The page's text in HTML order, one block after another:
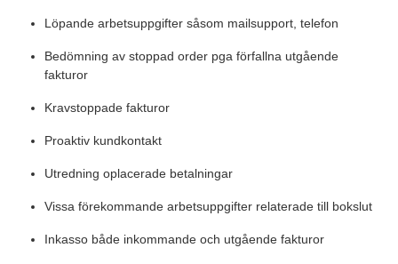
Löpande arbetsuppgifter såsom mailsupport, telefon
Bedömning av stoppad order pga förfallna utgående
fakturor
Kravstoppade fakturor
Proaktiv kundkontakt
Utredning oplacerade betalningar
Vissa förekommande arbetsuppgifter relaterade till bokslut
Inkasso både inkommande och utgående fakturor